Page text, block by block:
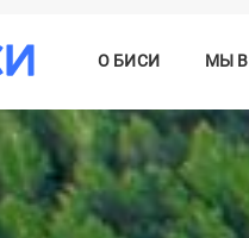
О БИСИ МЫ